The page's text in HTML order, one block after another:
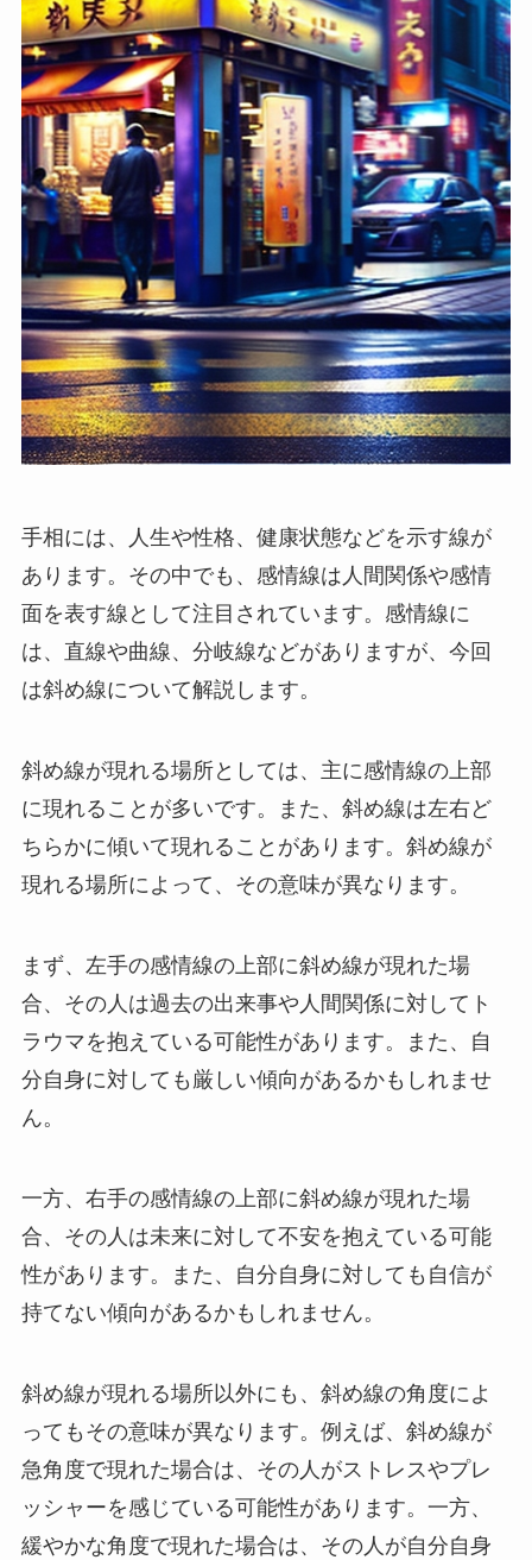
手相には、人生や性格、健康状態などを示す線が
あります。その中でも、感情線は人間関係や感情
面を表す線として注目されています。感情線に
は、直線や曲線、分岐線などがありますが、今回
は斜め線について解説します。
斜め線が現れる場所としては、主に感情線の上部
に現れることが多いです。また、斜め線は左右ど
ちらかに傾いて現れることがあります。斜め線が
現れる場所によって、その意味が異なります。
まず、左手の感情線の上部に斜め線が現れた場
合、その人は過去の出来事や人間関係に対してト
ラウマを抱えている可能性があります。また、自
分自身に対しても厳しい傾向があるかもしれませ
ん。
一方、右手の感情線の上部に斜め線が現れた場
合、その人は未来に対して不安を抱えている可能
性があります。また、自分自身に対しても自信が
持てない傾向があるかもしれません。
斜め線が現れる場所以外にも、斜め線の角度によ
ってもその意味が異なります。例えば、斜め線が
急角度で現れた場合は、その人がストレスやプレ
ッシャーを感じている可能性があります。一方、
緩やかな角度で現れた場合は、その人が自分自身